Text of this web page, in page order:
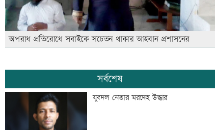
অপরাধ প্রতিরোধে সবাইকে সচেতন থাকার আহবান প্রশাসনের
সর্বশেষ
যুবদল নেতার মরদেহ উদ্ধার